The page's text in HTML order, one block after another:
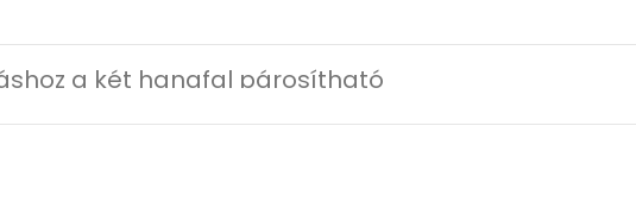
a két hangfal párosítható